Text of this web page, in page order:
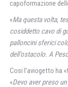
capoformazione
«Ma questa volta,
cosiddetto cavo di
palloncini sferici
dell’ostacolo. A
Cosi l’aviogetto ha
«Devo aver preso